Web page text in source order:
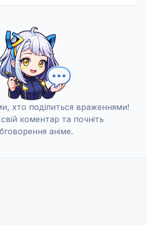
хто поділиться враженнями!
коментар та почніть
аніме.